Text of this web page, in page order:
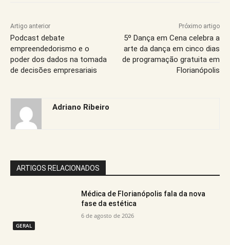
Artigo anterior
Podcast debate
empreendedorismo e o
poder dos dados na tomada
de decisões empresariais
Próximo artigo
5º Dança em Cena celebra a
arte da dança em cinco dias
de programação gratuita em
Florianópolis
Adriano Ribeiro
ARTIGOS RELACIONADOS
GERAL
Médica de Florianópolis fala da nova
fase da estética
6 de agosto de 2026